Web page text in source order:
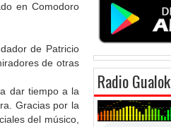
en Comodoro
de Patricio
de otras
dar tiempo a la
Gracias por la
del músico,
Radio Gualok